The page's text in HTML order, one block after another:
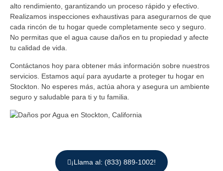
alto rendimiento, garantizando un proceso rápido y efectivo.
Realizamos inspecciones exhaustivas para asegurarnos de que
cada rincón de tu hogar quede completamente seco y seguro.
No permitas que el agua cause daños en tu propiedad y afecte
tu calidad de vida.
Contáctanos hoy para obtener más información sobre nuestros
servicios. Estamos aquí para ayudarte a proteger tu hogar en
Stockton. No esperes más, actúa ahora y asegura un ambiente
seguro y saludable para ti y tu familia.
¡Llama al: (833) 889-1002!